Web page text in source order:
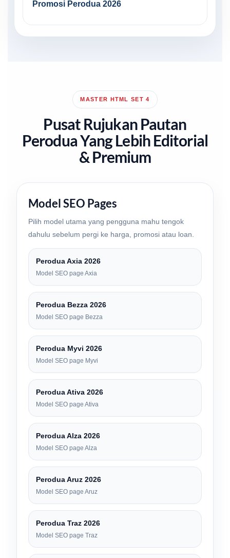
Promosi Perodua 2026
MASTER HTML SET 4
Pusat Rujukan Pautan
Perodua Yang Lebih Editorial
& Premium
Model SEO Pages
Pilih model utama yang pengguna mahu tengok
dahulu sebelum pergi ke harga, promosi atau loan.
Perodua Axia 2026
Model SEO page Axia
Perodua Bezza 2026
Model SEO page Bezza
Perodua Myvi 2026
Model SEO page Myvi
Perodua Ativa 2026
Model SEO page Ativa
Perodua Alza 2026
Model SEO page Alza
Perodua Aruz 2026
Model SEO page Aruz
Perodua Traz 2026
Model SEO page Traz